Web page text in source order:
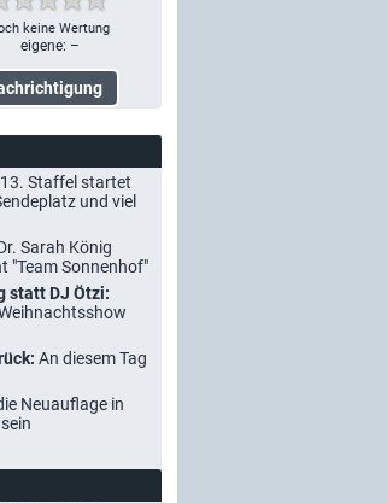
keine Wertung
eigene: –
13. Staffel startet
und viel
Sarah König
"Team Sonnenhof"
statt DJ Ötzi:
An diesem Tag
Neuauflage in